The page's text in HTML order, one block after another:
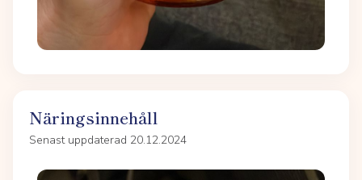
Näringsinnehåll
Senast uppdaterad 20.12.2024